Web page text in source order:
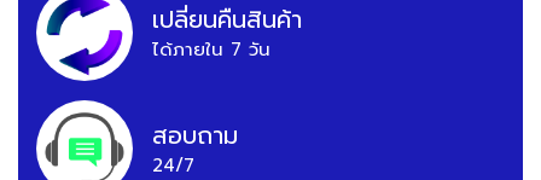
เปลี่ยนคืนสินค้า
ได้ภายใน 7 วัน
สอบถาม
24/7